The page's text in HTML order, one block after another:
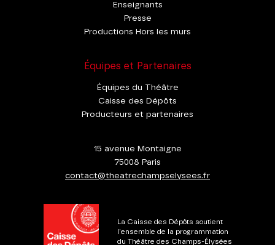
Enseignants
Presse
Productions Hors les murs
Équipes et Partenaires
Équipes du Théâtre
Caisse des Dépôts
Producteurs et partenaires
15 avenue Montaigne
75008 Paris
contact@theatrechampselysees.fr
La Caisse des Dépôts soutient
l'ensemble de la programmation
du Théâtre des Champs-Élysées